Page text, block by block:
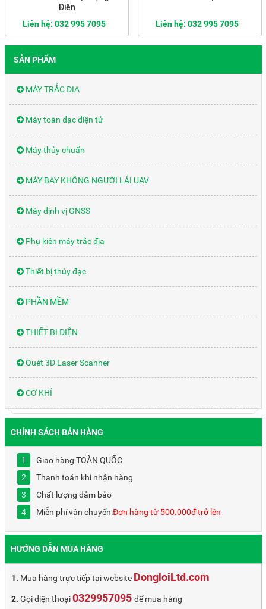
Điện
Liên hệ: 032 995 7095
Liên hệ: 032 995 7095
SẢN PHẨM
MÁY TRẮC ĐỊA
Máy toàn đạc điện tử
Máy thủy chuẩn
MÁY BAY KHÔNG NGƯỜI LÁI UAV
Máy định vị GNSS
Phụ kiên máy trắc địa
Thiết bị thủy đạc
PHẦN MỀM
THIẾT BỊ ĐIỆN
Quét 3D Laser Scanner
CƠ KHÍ
CHÍNH SÁCH BÁN HÀNG
Giao hàng TOÀN QUỐC
Thanh toán khi nhận hàng
Chất lượng đảm bảo
Miễn phí vận chuyển:Đơn hàng từ 500.000đ trở lên
HƯỚNG DẪN MUA HÀNG
Mua hàng trực tiếp tại website DongloiLtd.com
Gọi điện thoại0329957095 để mua hàng